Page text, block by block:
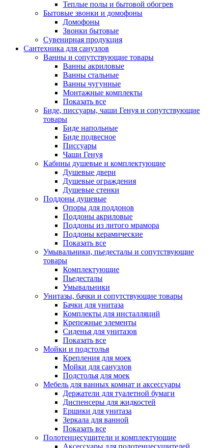
Теплые полы и бытовой обогрев
Бытовые звонки и домофоны
Домофоны
Звонки бытовые
Сувенирная продукция
Сантехника для санузлов
Ванны и сопутствующие товары
Ванны акриловые
Ванны стальные
Ванны чугунные
Монтажные комплекты
Показать все
Биде, писсуары, чаши Генуя и сопутствующие
товары
Биде напольные
Биде подвесное
Писсуары
Чаши Генуя
Кабины душевые и комплектующие
Душевые двери
Душевые ограждения
Душевые стенки
Поддоны душевые
Опоры для поддонов
Поддоны акриловые
Поддоны из литого мрамора
Поддоны керамические
Показать все
Умывальники, пьедесталы и сопутствующие
товары
Комплектующие
Пьедесталы
Умывальники
Унитазы, бачки и сопутствующие товары
Бачки для унитаза
Комплекты для инсталляций
Крепежные элементы
Сиденья для унитазов
Показать все
Мойки и подстолья
Крепления для моек
Мойки для санузлов
Подстолья для моек
Мебель для ванных комнат и аксессуары
Держатели для туалетной бумаги
Диспенсеры для жидкостей
Ершики для унитаза
Зеркала для ванной
Показать все
Полотенцесушители и комплектующие
Аксессуары для полотенцесушителей